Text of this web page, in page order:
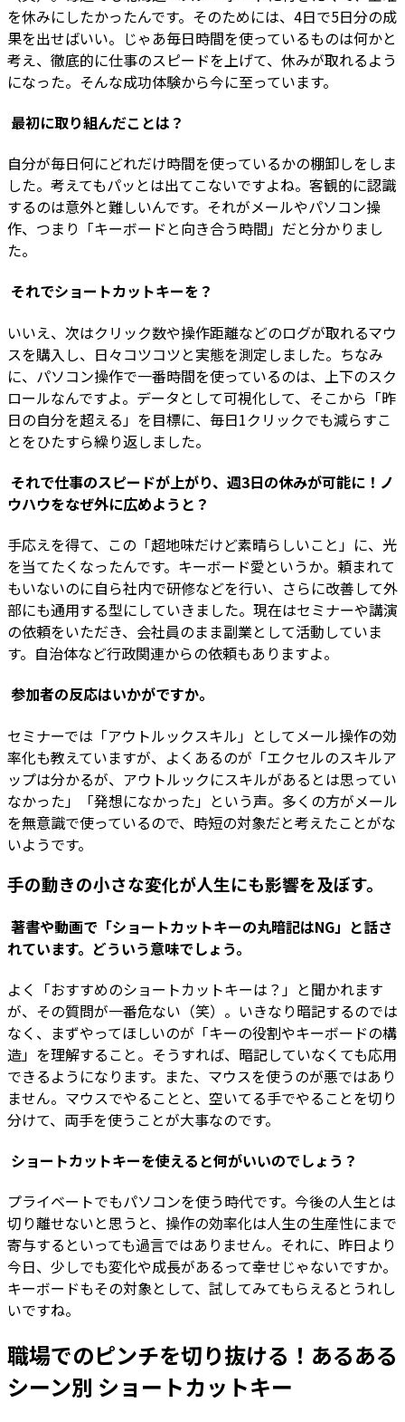
を休みにしたかったんです。そのためには、4日で5日分の成
果を出せばいい。じゃあ毎日時間を使っているものは何かと
考え、徹底的に仕事のスピードを上げて、休みが取れるよう
になった。そんな成功体験から今に至っています。
―― 最初に取り組んだことは？
自分が毎日何にどれだけ時間を使っているかの棚卸しをしま
した。考えてもパッとは出てこないですよね。客観的に認識
するのは意外と難しいんです。それがメールやパソコン操
作、つまり「キーボードと向き合う時間」だと分かりまし
た。
―― それでショートカットキーを？
いいえ、次はクリック数や操作距離などのログが取れるマウ
スを購入し、日々コツコツと実態を測定しました。ちなみ
に、パソコン操作で一番時間を使っているのは、上下のスク
ロールなんですよ。データとして可視化して、そこから「昨
日の自分を超える」を目標に、毎日1クリックでも減らすこ
とをひたすら繰り返しました。
―― それで仕事のスピードが上がり、週3日の休みが可能に！ノ
ウハウをなぜ外に広めようと？
手応えを得て、この「超地味だけど素晴らしいこと」に、光
を当てたくなったんです。キーボード愛というか。頼まれて
もいないのに自ら社内で研修などを行い、さらに改善して外
部にも通用する型にしていきました。現在はセミナーや講演
の依頼をいただき、会社員のまま副業として活動していま
す。自治体など行政関連からの依頼もありますよ。
―― 参加者の反応はいかがですか。
セミナーでは「アウトルックスキル」としてメール操作の効
率化も教えていますが、よくあるのが「エクセルのスキルア
ップは分かるが、アウトルックにスキルがあるとは思ってい
なかった」「発想になかった」という声。多くの方がメール
を無意識で使っているので、時短の対象だと考えたことがな
いようです。
手の動きの小さな変化が人生にも影響を及ぼす。
―― 著書や動画で「ショートカットキーの丸暗記はNG」と話さ
れています。どういう意味でしょう。
よく「おすすめのショートカットキーは？」と聞かれます
が、その質問が一番危ない（笑）。いきなり暗記するのでは
なく、まずやってほしいのが「キーの役割やキーボードの構
造」を理解すること。そうすれば、暗記していなくても応用
できるようになります。また、マウスを使うのが悪ではあり
ません。マウスでやることと、空いてる手でやることを切り
分けて、両手を使うことが大事なのです。
―― ショートカットキーを使えると何がいいのでしょう？
プライベートでもパソコンを使う時代です。今後の人生とは
切り離せないと思うと、操作の効率化は人生の生産性にまで
寄与するといっても過言ではありません。それに、昨日より
今日、少しでも変化や成長があるって幸せじゃないですか。
キーボードもその対象として、試してみてもらえるとうれし
いですね。
職場でのピンチを切り抜ける！あるある
シーン別 ショートカットキー